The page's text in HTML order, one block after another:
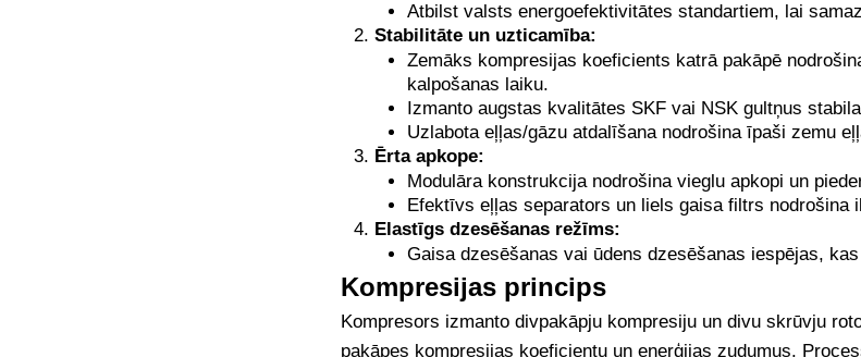
Atbilst valsts energoefektivitātes standartiem, lai
Stabilitāte un uzticamība:
Zemāks kompresijas koeficients katrā pakāpē
kalpošanas laiku.
Izmanto augstas kvalitātes SKF vai NSK gultņus
Uzlabota eļļas/gāzu atdalīšana nodrošina īpaši zemu
Ērta apkope:
Modulāra konstrukcija nodrošina vieglu apkopi un
Efektīvs eļļas separators un liels gaisa filtrs
Elastīgs dzesēšanas režīms:
Gaisa dzesēšanas vai ūdens dzesēšanas iespējas,
Kompresijas princips
Kompresors izmanto divpakāpju kompresiju un divu skrūvju
pakāpes kompresijas koeficientu un enerģijas zudumus.